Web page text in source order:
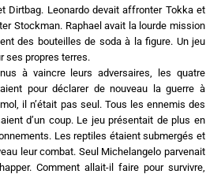
Dirtbag. Leonardo devait affronter Tokka et
Stockman. Raphael avait la lourde mission
des bouteilles de soda à la figure. Un jeu
ses propres terres.
à vaincre leurs adversaires, les quatre
pour déclarer de nouveau la guerre à
il n’était pas seul. Tous les ennemis des
d’un coup. Le jeu présentait de plus en
Les reptiles étaient submergés et
leur combat. Seul Michelangelo parvenait
Comment allait-il faire pour survivre,